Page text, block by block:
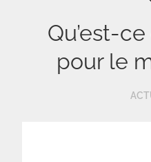
Qu’est-ce
pour le